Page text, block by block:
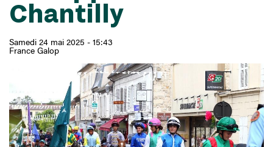
Chantilly
Samedi 24 mai 2025 - 15:43
France Galop